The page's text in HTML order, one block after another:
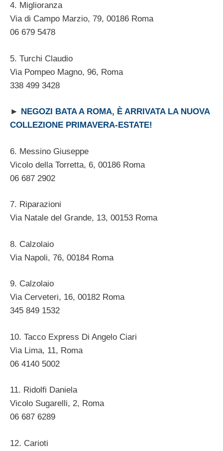
4. Miglioranza
Via di Campo Marzio, 79, 00186 Roma ‎
06 679 5478 ‎
5. Turchi Claudio
Via Pompeo Magno, 96, Roma ‎
338 499 3428
►
NEGOZI BATA A ROMA, È ARRIVATA LA NUOVA
COLLEZIONE PRIMAVERA-ESTATE!
6. Messino Giuseppe
Vicolo della Torretta, 6, 00186 Roma ‎
06 687 2902 ‎
7. Riparazioni
Via Natale del Grande, 13, 00153 Roma ‎
8. Calzolaio
Via Napoli, 76, 00184 Roma ‎
9. Calzolaio
Via Cerveteri, 16, 00182 Roma ‎
345 849 1532
10. Tacco Express Di Angelo Ciari
Via Lima, 11, Roma ‎
06 4140 5002 ‎
11. Ridolfi Daniela
Vicolo Sugarelli, 2, Roma ‎
06 687 6289 ‎
12. Carioti